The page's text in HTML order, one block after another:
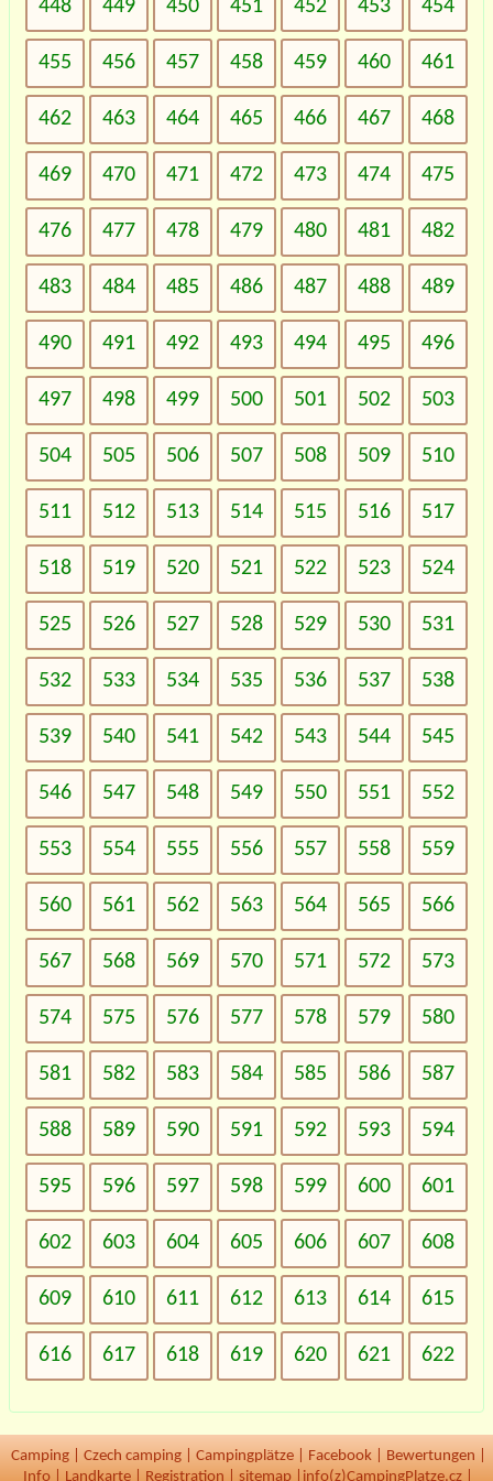
448 449 450 451 452 453 454
455 456 457 458 459 460 461
462 463 464 465 466 467 468
469 470 471 472 473 474 475
476 477 478 479 480 481 482
483 484 485 486 487 488 489
490 491 492 493 494 495 496
497 498 499 500 501 502 503
504 505 506 507 508 509 510
511 512 513 514 515 516 517
518 519 520 521 522 523 524
525 526 527 528 529 530 531
532 533 534 535 536 537 538
539 540 541 542 543 544 545
546 547 548 549 550 551 552
553 554 555 556 557 558 559
560 561 562 563 564 565 566
567 568 569 570 571 572 573
574 575 576 577 578 579 580
581 582 583 584 585 586 587
588 589 590 591 592 593 594
595 596 597 598 599 600 601
602 603 604 605 606 607 608
609 610 611 612 613 614 615
616 617 618 619 620 621 622
Camping Czech camping Campingplätze Facebook Bewertungen
Info
Landkarte Registration sitemap info(z)CampingPlatze.cz |